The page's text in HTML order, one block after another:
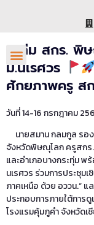
►ทีม สกร. พิ
ม.นเรศวร
ศักยภาพครู ส
วันที่ 14-16 กรกฎาคม
นายสมาน กลมกูล รอง
จังหวัดพิษณุโลก ครูสกร.
และอำเภอบางกระทุ่ม พ
นเรศวร ร่วมการประชุ
ภาคเหนือ ด้วย อววน.”
ประกอบการภายใต้การ
โรงแรมคุ้มภูคํา จังหวัดเ